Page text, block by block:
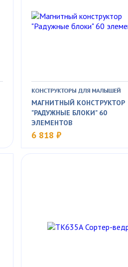
КОНСТРУКТОРЫ ДЛЯ МАЛЫШЕЙ
МАГНИТНЫЙ КОНСТРУКТОР
"РАДУЖНЫЕ БЛОКИ" 60
ЭЛЕМЕНТОВ
6 818 ₽